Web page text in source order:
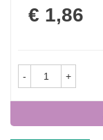
Prezzo
€ 1,86
- +